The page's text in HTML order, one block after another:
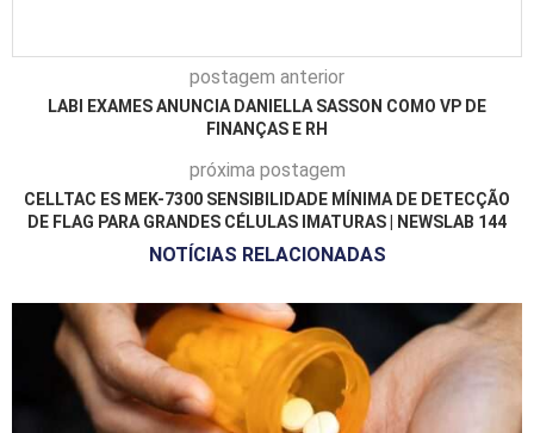
postagem anterior
LABI EXAMES ANUNCIA DANIELLA SASSON COMO VP DE
FINANÇAS E RH
próxima postagem
CELLTAC ES MEK-7300 SENSIBILIDADE MÍNIMA DE DETECÇÃO
DE FLAG PARA GRANDES CÉLULAS IMATURAS | NEWSLAB 144
NOTÍCIAS RELACIONADAS